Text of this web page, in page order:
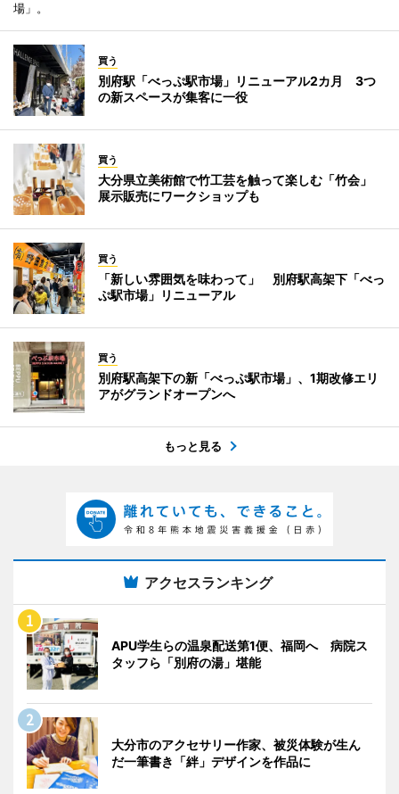
場」。
買う
別府駅「べっぷ駅市場」リニューアル2カ月 3つ
の新スペースが集客に一役
買う
大分県立美術館で竹工芸を触って楽しむ「竹会」
展示販売にワークショップも
買う
「新しい雰囲気を味わって」 別府駅高架下「べっ
ぷ駅市場」リニューアル
買う
別府駅高架下の新「べっぷ駅市場」、1期改修エリ
アがグランドオープンへ
もっと見る
アクセスランキング
APU学生らの温泉配送第1便、福岡へ 病院ス
タッフら「別府の湯」堪能
大分市のアクセサリー作家、被災体験が生ん
だ一筆書き「絆」デザインを作品に